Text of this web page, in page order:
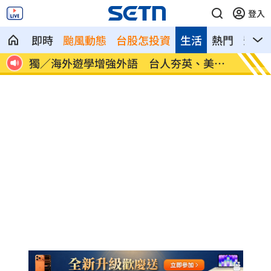
登入
即時 颱風動態 台股怎投資 熱門 影音
生活
、
長尾獼猴失控狂襲居民！官方追查異常原
因
伊波